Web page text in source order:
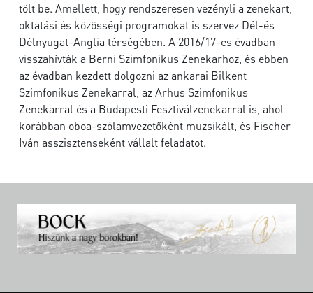
tölt be. Amellett, hogy rendszeresen vezényli a zenekart,
oktatási és közösségi programokat is szervez Dél-és
Délnyugat-Anglia térségében. A 2016/17-es évadban
visszahívták a Berni Szimfonikus Zenekarhoz, és ebben
az évadban kezdett dolgozni az ankarai Bilkent
Szimfonikus Zenekarral, az Arhus Szimfonikus
Zenekarral és a Budapesti Fesztiválzenekarral is, ahol
korábban oboa-szólamvezetőként muzsikált, és Fischer
Iván asszisztenseként vállalt feladatot.